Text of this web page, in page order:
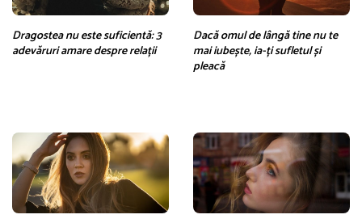
Dragostea nu este suficientă: 3
adevăruri amare despre relații
Dacă omul de lângă tine nu te
mai iubește, ia-ți sufletul și
pleacă